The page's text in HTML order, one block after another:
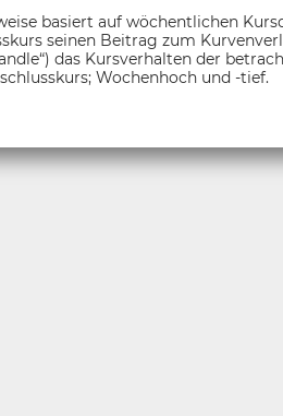
basiert auf wöchentlichen
seinen Beitrag zum
das Kursverhalten der
Wochenhoch und -tief.